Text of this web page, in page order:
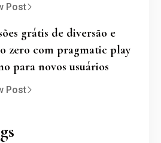
Post
grátis de diversão e
zero com pragmatic play
para novos usuários
Post